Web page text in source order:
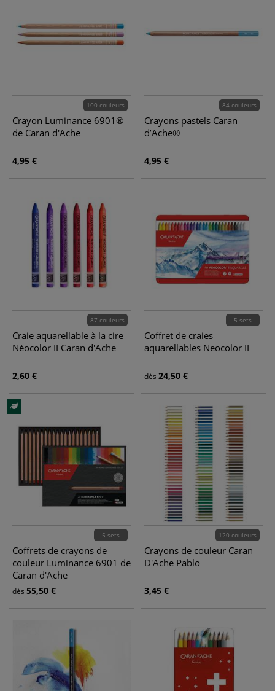
100 couleurs
Crayon Luminance 6901®
de Caran d'Ache
4,95 €
84 couleurs
Crayons pastels Caran
d’Ache®
4,95 €
87 couleurs
Craie aquarellable à la cire
Néocolor II Caran d'Ache
2,60 €
5 sets
Coffret de craies
aquarellables Neocolor II
dès 24,50 €
5 sets
Coffrets de crayons de
couleur Luminance 6901 de
Caran d'Ache
dès 55,50 €
120 couleurs
Crayons de couleur Caran
D'Ache Pablo
3,45 €